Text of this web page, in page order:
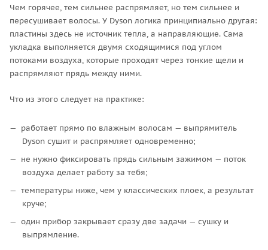
Чем горячее, тем сильнее распрямляет, но тем сильнее и
пересушивает волосы. У Dyson логика принципиально другая:
пластины здесь не источник тепла, а направляющие. Сама
укладка выполняется двумя сходящимися под углом
потоками воздуха, которые проходят через тонкие щели и
распрямляют прядь между ними.
Что из этого следует на практике:
работает прямо по влажным волосам — выпрямитель
Dyson сушит и распрямляет одновременно;
не нужно фиксировать прядь сильным зажимом — поток
воздуха делает работу за тебя;
температуры ниже, чем у классических плоек, а результат
круче;
один прибор закрывает сразу две задачи — сушку и
выпрямление.